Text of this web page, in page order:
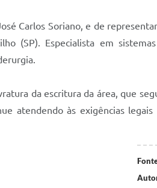
Carlos Soriano, e de
(SP). Especialista em
da escritura da área, que
atendendo às exigências legais